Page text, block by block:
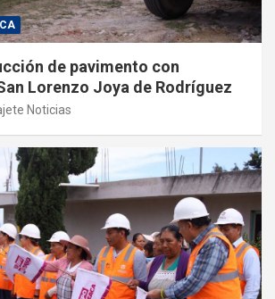
de pavimento con
Lorenzo Joya de Rodríguez
Noticias